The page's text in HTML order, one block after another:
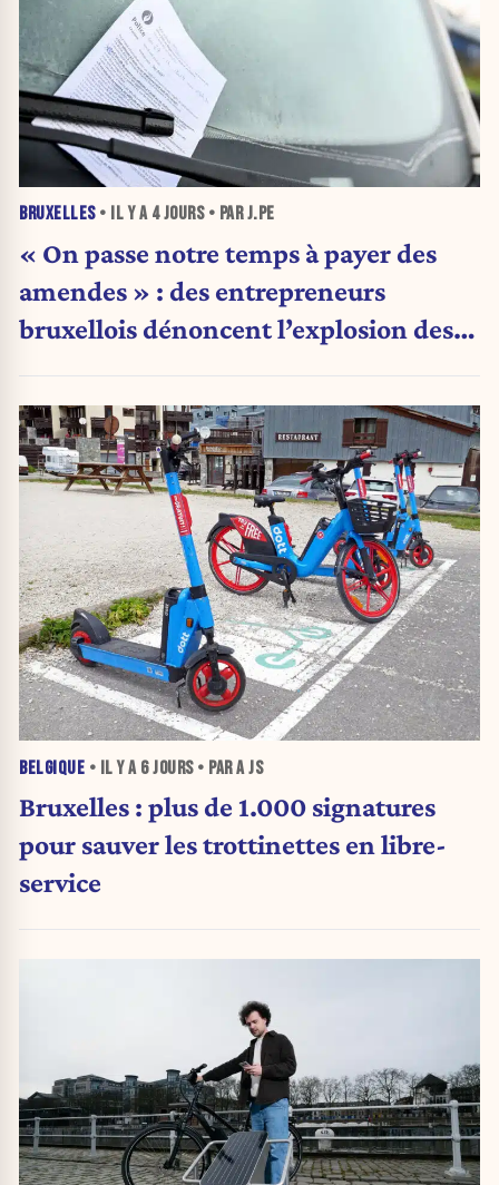
BRUXELLES• IL Y A 4 JOURS• PAR J.PE
« On passe notre temps à payer des
amendes » : des entrepreneurs
bruxellois dénoncent l’explosion des
BELGIQUE • IL Y A 6 JOURS• PAR A JS
Bruxelles : plus de 1.000 signatures
pour sauver les trottinettes en libre-
service